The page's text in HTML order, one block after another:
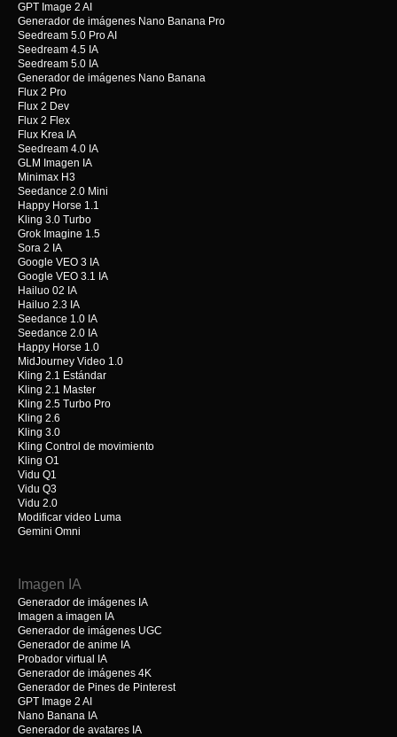
GPT Image 2 AI
Generador de imágenes Nano Banana Pro
Seedream 5.0 Pro AI
Seedream 4.5 IA
Seedream 5.0 IA
Generador de imágenes Nano Banana
Flux 2 Pro
Flux 2 Dev
Flux 2 Flex
Flux Krea IA
Seedream 4.0 IA
GLM Imagen IA
Minimax H3
Seedance 2.0 Mini
Happy Horse 1.1
Kling 3.0 Turbo
Grok Imagine 1.5
Sora 2 IA
Google VEO 3 IA
Google VEO 3.1 IA
Hailuo 02 IA
Hailuo 2.3 IA
Seedance 1.0 IA
Seedance 2.0 IA
Happy Horse 1.0
MidJourney Video 1.0
Kling 2.1 Estándar
Kling 2.1 Master
Kling 2.5 Turbo Pro
Kling 2.6
Kling 3.0
Kling Control de movimiento
Kling O1
Vidu Q1
Vidu Q3
Vidu 2.0
Modificar video Luma
Gemini Omni
Imagen IA
Generador de imágenes IA
Imagen a imagen IA
Generador de imágenes UGC
Generador de anime IA
Probador virtual IA
Generador de imágenes 4K
Generador de Pines de Pinterest
GPT Image 2 AI
Nano Banana IA
Generador de avatares IA